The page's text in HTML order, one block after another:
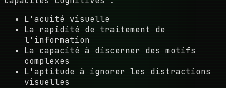
L'acuité visuelle
La rapidité de traitement de
l'information
La capacité à discerner des motifs
complexes
L'aptitude à ignorer les distractions
visuelles